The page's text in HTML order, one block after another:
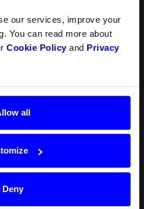
our services, improve your
You can read more about
Cookie Policyand Privacy
all
Deny
Svenska
Ressurser
Plugin
Juridisk